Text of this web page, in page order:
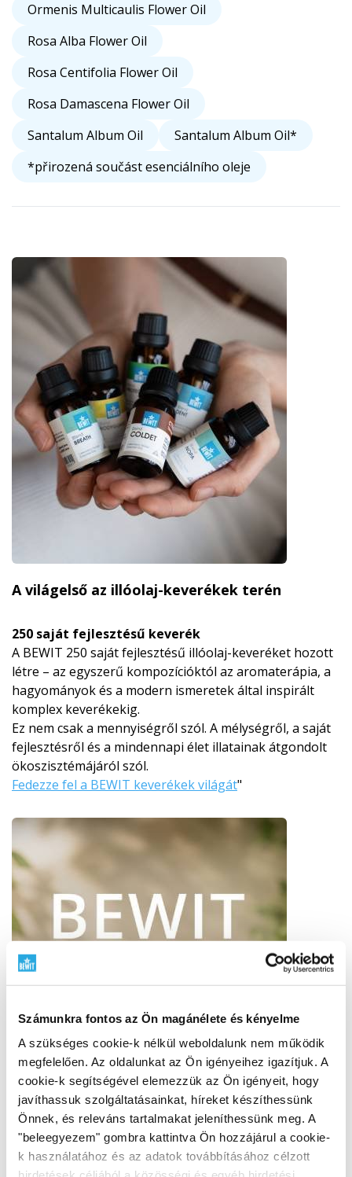
Számunkra fontos az Ön magánélete és kényelme
A szükséges cookie-k nélkül weboldalunk nem működik
megfelelően. Az oldalunkat az Ön igényeihez igazítjuk. A
cookie-k segítségével elemezzük az Ön igényeit, hogy
javíthassuk szolgáltatásainkat, híreket készíthessünk
Önnek, és releváns tartalmakat jeleníthessünk meg. A
"beleegyezem" gombra kattintva Ön hozzájárul a cookie-
k használatához és az adatok továbbításához célzott
Ormenis Multicaulis Flower Oil
Rosa Alba Flower Oil
Rosa Centifolia Flower Oil
Rosa Damascena Flower Oil
Santalum Album Oil
Santalum Album Oil*
*přirozená součást esenciálního oleje
A világelső az illóolaj-keverékek terén
250 saját fejlesztésű keverék
A BEWIT 250 saját fejlesztésű illóolaj-keveréket hozott
létre – az egyszerű kompozícióktól az aromaterápia, a
hagyományok és a modern ismeretek által inspirált
komplex keverékekig.
Ez nem csak a mennyiségről szól. A mélységről, a saját
fejlesztésről és a mindennapi élet illatainak átgondolt
ökoszisztémájá­ról szól.
Fedezze fel a BEWIT keverékek világát"
BEWIT QUALITY